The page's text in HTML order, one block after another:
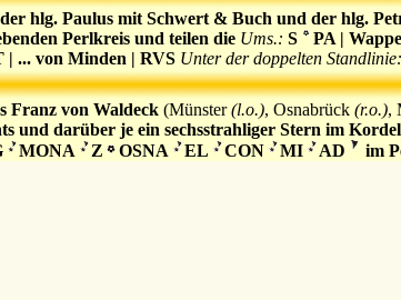
hlg. Paulus mit Schwert & Buch und der hlg.
Perlkreis und teilen die Ums.: S PA |
| ... von Minden | RVS Unter der doppelten Standlinie:
im Perlkreis
Franz von Waldeck (Münster(l.o.), Osnabrück (r.o.),
und darüber je ein sechsstrahliger Stern im
MONA Z OSNA EL CON MI AD im